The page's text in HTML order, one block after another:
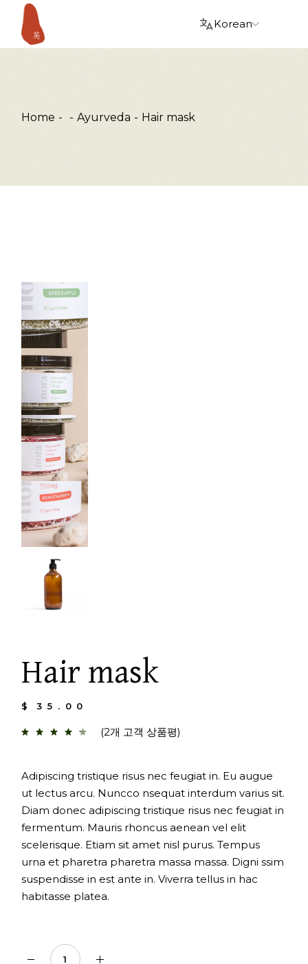
content
a
language
Home Ayurveda Hair mask
Hair mask
$ 35.00
(2개 고객 상품평)
Adipiscing tristique risus nec feugiat in. Eu augue
ut lectus arcu. Nuncco nsequat interdum varius sit.
Diam donec adipiscing tristique risus nec feugiat in
fermentum. Mauris rhoncus aenean vel elit
scelerisque. Etiam sit amet nisl purus. Tempus
urna et pharetra pharetra massa massa. Digni ssim
suspendisse in est ante in. Viverra tellus in hac
habitasse platea.
Hair mask quantity